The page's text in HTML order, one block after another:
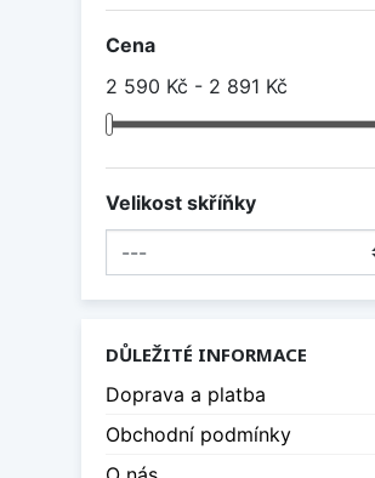
Cena
2 590 Kč - 2 891 Kč
Velikost skříňky
DŮLEŽITÉ INFORMACE
Doprava a platba
Obchodní podmínky